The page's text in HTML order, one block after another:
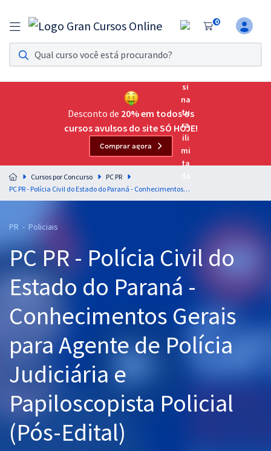
0
Assinatura Ilimitada 11
Acesso a todos os cursos. Teste grátis por 7 dias!
Assinatura OAB Até Passar
Acesso ilimitado a toda preparação para o Exame da
Residências Multiprofissionais
Preparação completa e intensiva para as principais
residências em saúde do Brasil
Cursos 20% OFF
Pós
Graduação
OAB
Mentorias
Questões grátis
Conteúdo gratuito
Blog
Desconto de 20% em todos os
cursos avulsos do site SÓ HOJE!
Comprar agora
Cursos por Concurso
PC PR
PC PR - Polícia Civil do Estado do Paraná - Conhecimentos Gerais para Agente de Polícia Judiciária e Papiloscopista Policial (Pós-Edital)
PR - Policiais
PC PR - Polícia Civil do
Estado do Paraná -
Conhecimentos Gerais
para Agente de Polícia
Judiciária e
Papiloscopista Policial
(Pós-Edital)